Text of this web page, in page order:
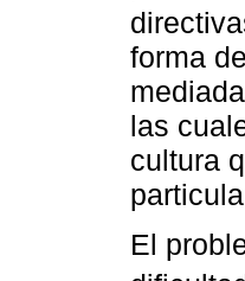
forma
las
cultura
El